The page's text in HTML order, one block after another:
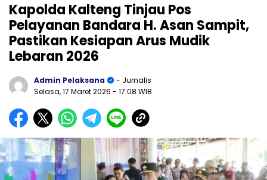
Kapolda Kalteng Tinjau Pos
Pelayanan Bandara H. Asan Sampit,
Pastikan Kesiapan Arus Mudik
Lebaran 2026
Admin Pelaksana
- Jurnalis
Selasa, 17 Maret 2026 - 17:08 WIB